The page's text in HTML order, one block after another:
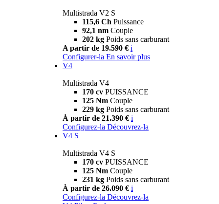
Multistrada V2 S
115,6 Ch Puissance
92,1 nm Couple
202 kg Poids sans carburant
A partir de 19.590 € i
Configurer-la En savoir plus
V4
Multistrada V4
170 cv PUISSANCE
125 Nm Couple
229 kg Poids sans carburant
À partir de 21.390 € i
Configurez-la Découvrez-la
V4 S
Multistrada V4 S
170 cv PUISSANCE
125 Nm Couple
231 kg Poids sans carburant
À partir de 26.090 € i
Configurez-la Découvrez-la